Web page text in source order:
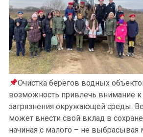
Очистка берегов водных
возможность привлечь внимание
загрязнения окружающей среды.
может внести свой вклад в
начиная с малого – не выбрасывая